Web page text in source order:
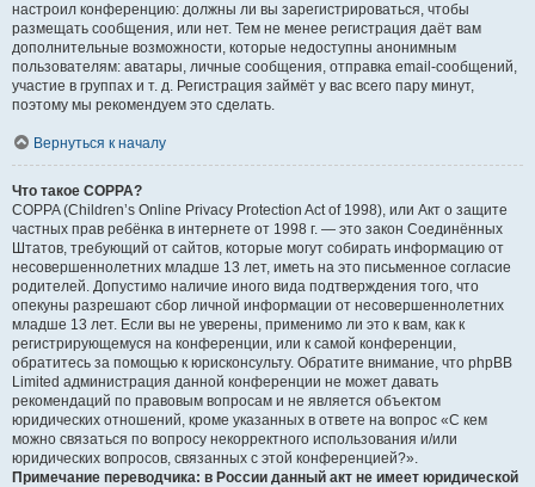
настроил конференцию: должны ли вы зарегистрироваться, чтобы
размещать сообщения, или нет. Тем не менее регистрация даёт вам
дополнительные возможности, которые недоступны анонимным
пользователям: аватары, личные сообщения, отправка email-сообщений,
участие в группах и т. д. Регистрация займёт у вас всего пару минут,
поэтому мы рекомендуем это сделать.
Вернуться к началу
Что такое COPPA?
COPPA (Children’s Online Privacy Protection Act of 1998), или Акт о защите
частных прав ребёнка в интернете от 1998 г. — это закон Соединённых
Штатов, требующий от сайтов, которые могут собирать информацию от
несовершеннолетних младше 13 лет, иметь на это письменное согласие
родителей. Допустимо наличие иного вида подтверждения того, что
опекуны разрешают сбор личной информации от несовершеннолетних
младше 13 лет. Если вы не уверены, применимо ли это к вам, как к
регистрирующемуся на конференции, или к самой конференции,
обратитесь за помощью к юрисконсульту. Обратите внимание, что phpBB
Limited администрация данной конференции не может давать
рекомендаций по правовым вопросам и не является объектом
юридических отношений, кроме указанных в ответе на вопрос «С кем
можно связаться по вопросу некорректного использования и/или
юридических вопросов, связанных с этой конференцией?».
Примечание переводчика: в России данный акт не имеет юридической